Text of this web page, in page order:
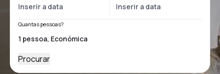
Quantas pessoas?
Procurar